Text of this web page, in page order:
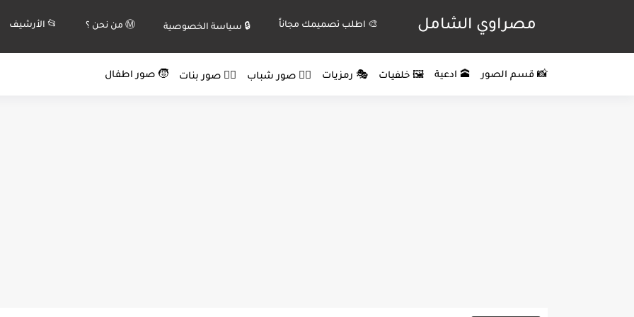
مصراوي الشامل 🎨 اطلب تصميمك مجاناً 🔒 سياسة الخصوصية Ⓜ️ من نحن ؟ 📂 الأرشيف
📸 قسم الصور 🕋 ادعية 🖼️ خلفيات 🎭 رمزيات 🙍‍♂️ صور شباب 🙍‍♀️ صور بنات 🧒 صور اطفال